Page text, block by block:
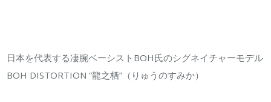
日本を代表する凄腕ベーシストBOH氏のシグネイチャーモデル
BOH DISTORTION “龍之栖”（りゅうのすみか）